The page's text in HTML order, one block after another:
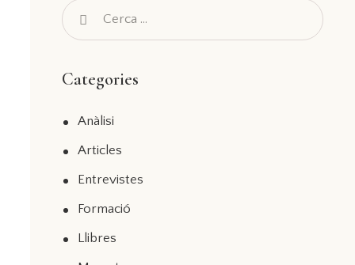
Categories
Anàlisi
Articles
Entrevistes
Formació
Llibres